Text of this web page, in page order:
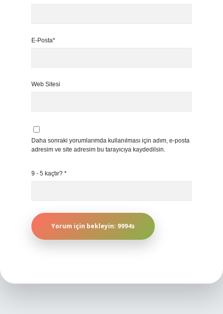
E-Posta*
Web Sitesi
Daha sonraki yorumlarımda kullanılması için adım, e-posta
adresim ve site adresim bu tarayıcıya kaydedilsin.
9 - 5 kaçtır? *